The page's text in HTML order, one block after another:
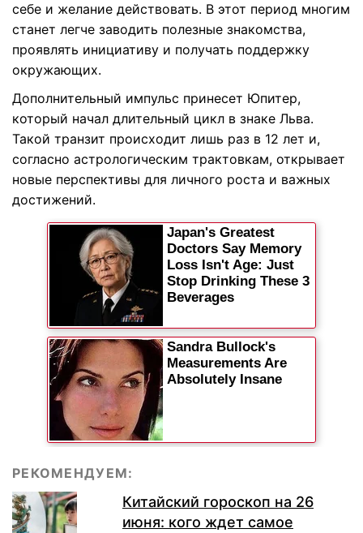
себе и желание действовать. В этот период многим
станет легче заводить полезные знакомства,
проявлять инициативу и получать поддержку
окружающих.
Дополнительный импульс принесет Юпитер,
который начал длительный цикл в знаке Льва.
Такой транзит происходит лишь раз в 12 лет и,
согласно астрологическим трактовкам, открывает
новые перспективы для личного роста и важных
достижений.
РЕКОМЕНДУЕМ:
Китайский гороскоп на 26
июня: кого ждет самое